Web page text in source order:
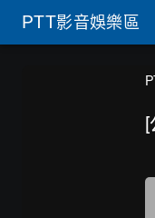
PTT影音娛樂區